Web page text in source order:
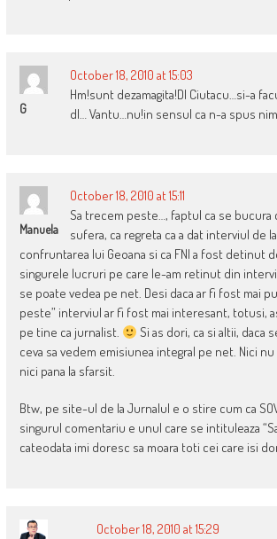
G
October 18, 2010 at 15:03
Hm!sunt dezamagita!Dl Ciutacu…si-a
dl… Vantu…nu!in sensul ca n-a spus
Manuela
October 18, 2010 at 15:11
Sa trecem peste…, faptul ca se bucura
sufera, ca regreta ca a dat interviul de
confruntarea lui Geoana si ca FNI a fost detinut
singurele lucruri pe care le-am retinut din
se poate vedea pe net. Desi daca ar fi fost mai
peste” interviul ar fi fost mai interesant, totusi,
pe tine ca jurnalist.
Si as dori, ca si altii, daca
ceva sa vedem emisiunea integral pe net. Nici
nici pana la sfarsit.
Btw, pe site-ul de la Jurnalul e o stire cum ca
singurul comentariu e unul care se intituleaza
cateodata imi doresc sa moara toti cei care isi
October 18, 2010 at 15:29